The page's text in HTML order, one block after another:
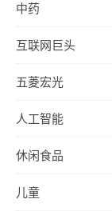
中药
互联网巨头
五菱宏光
人工智能
休闲食品
儿童